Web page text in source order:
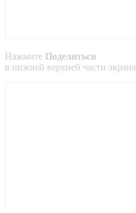
Нажмите Поделиться
в нижней верхней части экрана